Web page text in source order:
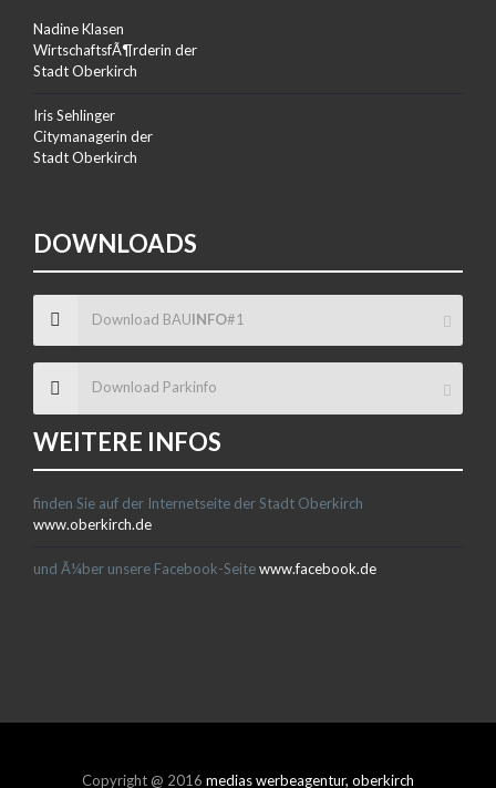
Nadine Klasen
WirtschaftsfÃ¶rderin der
Stadt Oberkirch
Iris Sehlinger
Citymanagerin der
Stadt Oberkirch
DOWNLOADS
Download BAUINFO#1
Download Parkinfo
WEITERE INFOS
finden Sie auf der Internetseite der Stadt Oberkirch
www.oberkirch.de
und Ã¼ber unsere Facebook-Seitewww.facebook.de
Copyright @ 2016 medias werbeagentur, oberkirch